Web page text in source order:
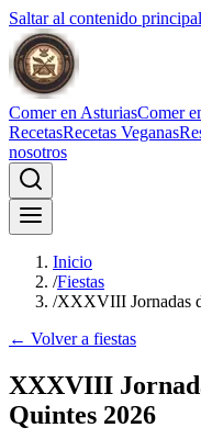
Saltar al contenido principal
Comer en AsturiasComer
RecetasRecetas Veganas
nosotros
Inicio
/Fiestas
/XXXVIII Jornadas
← Volver a fiestas
XXXVIII
Quintes 2026